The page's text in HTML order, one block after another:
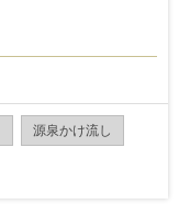
源泉かけ流し